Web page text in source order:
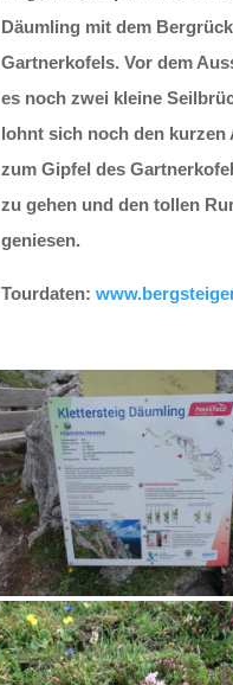
Däumling mit dem
Gartnerkofels. Vor dem
es noch zwei kleine
lohnt sich noch den kurzen
zum Gipfel des
zu gehen und den tollen
geniesen.
Tourdaten: